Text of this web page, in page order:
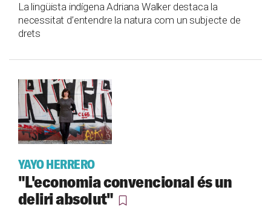
La lingüista indígena Adriana Walker destaca la
necessitat d’entendre la natura com un subjecte de
drets
YAYO HERRERO
"L'economia convencional és un
deliri absolut"